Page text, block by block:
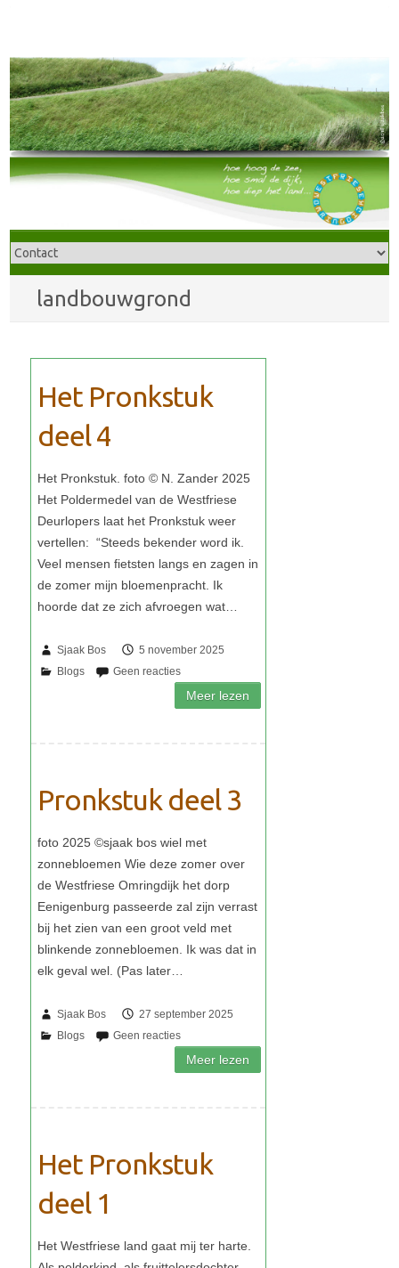
landbouwgrond
Het Pronkstuk
deel 4
Sjaak Bos 5 november 2025
Pronkstuk deel 3
Sjaak Bos 27 september 2025
Het Pronkstuk
deel 1